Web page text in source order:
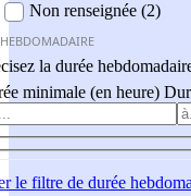
Non renseignée (2)
la durée
minimale (en heure)
le filtre de durée